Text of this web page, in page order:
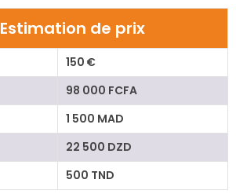
Estimation de prix
150 €
98 000 FCFA
1 500 MAD
22 500 DZD
500 TND